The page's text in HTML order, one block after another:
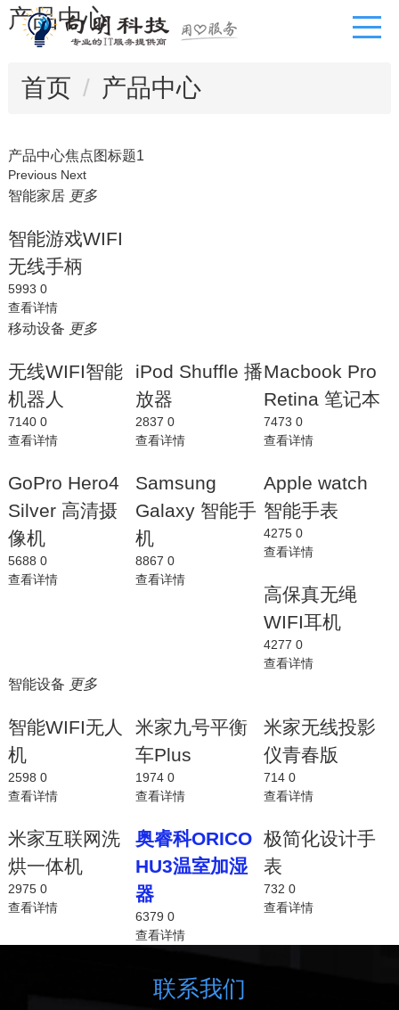
产品中心
首页 产品中心
产品中心焦点图标题1
Previous Next
智能家居 更多
智能游戏WIFI
无线手柄
5993 0
查看详情
移动设备 更多
无线WIFI智能
机器人
7140 0
查看详情
iPod Shuffle 播
放器
28370
查看详情
Macbook Pro
Retina 笔记本
7473 0
查看详情
GoPro Hero4
Silver 高清摄
像机
5688 0
查看详情
Samsung
Galaxy 智能手
机
88670
查看详情
Apple watch
智能手表
4275 0
查看详情
高保真无绳
WIFI耳机
4277 0
查看详情
智能设备 更多
智能WIFI无人
机
2598 0
查看详情
米家九号平衡
车Plus
19740
查看详情
米家无线投影
仪青春版
714 0
查看详情
米家互联网洗
烘一体机
2975 0
查看详情
奥睿科ORICO
HU3温室加湿
器
63790
查看详情
极简化设计手
表
732 0
查看详情
联系我们